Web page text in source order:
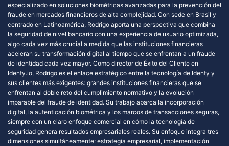
especializado en soluciones biométricas avanzadas para la prevención del
fraude en mercados financieros de alta complejidad. Con sede en Brasil y
centrado en Latinoamérica, Rodrigo aporta una perspectiva que combina
la seguridad de nivel bancario con una experiencia de usuario optimizada,
algo cada vez más crucial a medida que las instituciones financieras
aceleran su transformación digital al tiempo que se enfrentan a un fraude
de identidad cada vez mayor. Como director de Éxito del Cliente en
Identy.io, Rodrigo es el enlace estratégico entre la tecnología de Identy y
sus clientes más exigentes: grandes instituciones financieras que se
enfrentan al doble reto del cumplimiento normativo y la evolución
imparable del fraude de identidad. Su trabajo abarca la incorporación
digital, la autenticación biométrica y los marcos de transacciones seguras,
siempre con un claro enfoque comercial en cómo la tecnología de
seguridad genera resultados empresariales reales. Su enfoque integra tres
dimensiones simultáneamente: estrategia empresarial, implementación